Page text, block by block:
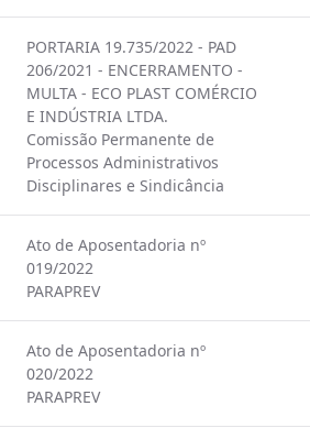
PORTARIA 19.735/2022 - PAD
206/2021 - ENCERRAMENTO -
MULTA - ECO PLAST COMÉRCIO
E INDÚSTRIA LTDA.
Comissão Permanente de
Processos Administrativos
Disciplinares e Sindicância
Ato de Aposentadoria nº
019/2022
PARAPREV
Ato de Aposentadoria nº
020/2022
PARAPREV